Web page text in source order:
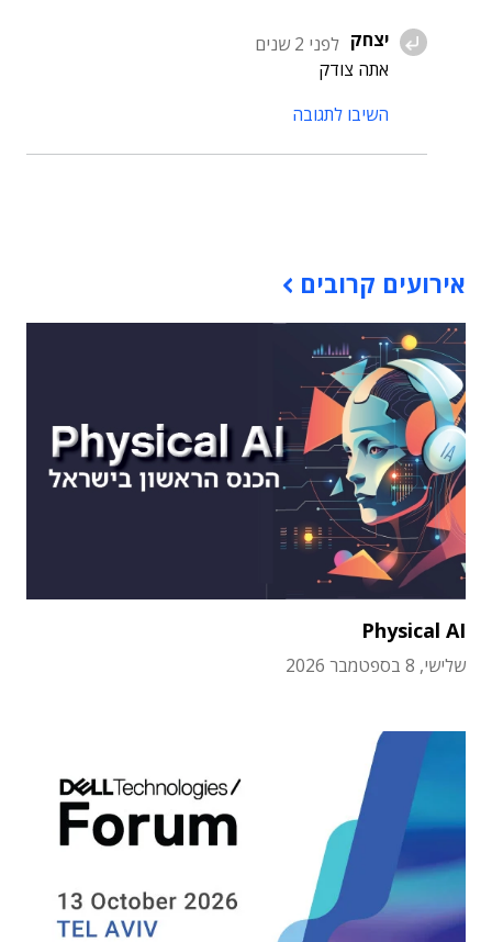
יצחק לפני 2 שנים
אתה צודק
השיבו לתגובה
אירועים קרובים
Physical AI
שלישי, 8 בספטמבר 2026